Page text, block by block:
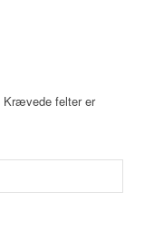
Krævede felter er